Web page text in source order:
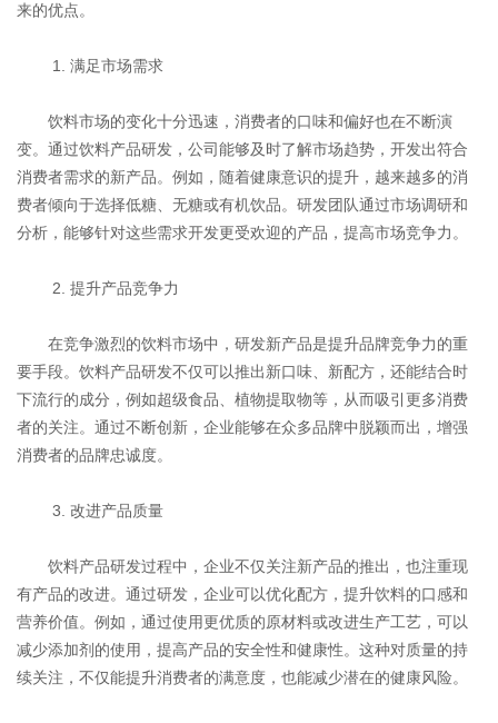
来的优点。
1. 满足市场需求
饮料市场的变化十分迅速，消费者的口味和偏好也在不断演
变。通过饮料产品研发，公司能够及时了解市场趋势，开发出符合
消费者需求的新产品。例如，随着健康意识的提升，越来越多的消
费者倾向于选择低糖、无糖或有机饮品。研发团队通过市场调研和
分析，能够针对这些需求开发更受欢迎的产品，提高市场竞争力。
2. 提升产品竞争力
在竞争激烈的饮料市场中，研发新产品是提升品牌竞争力的重
要手段。饮料产品研发不仅可以推出新口味、新配方，还能结合时
下流行的成分，例如超级食品、植物提取物等，从而吸引更多消费
者的关注。通过不断创新，企业能够在众多品牌中脱颖而出，增强
消费者的品牌忠诚度。
3. 改进产品质量
饮料产品研发过程中，企业不仅关注新产品的推出，也注重现
有产品的改进。通过研发，企业可以优化配方，提升饮料的口感和
营养价值。例如，通过使用更优质的原材料或改进生产工艺，可以
减少添加剂的使用，提高产品的安全性和健康性。这种对质量的持
续关注，不仅能提升消费者的满意度，也能减少潜在的健康风险。